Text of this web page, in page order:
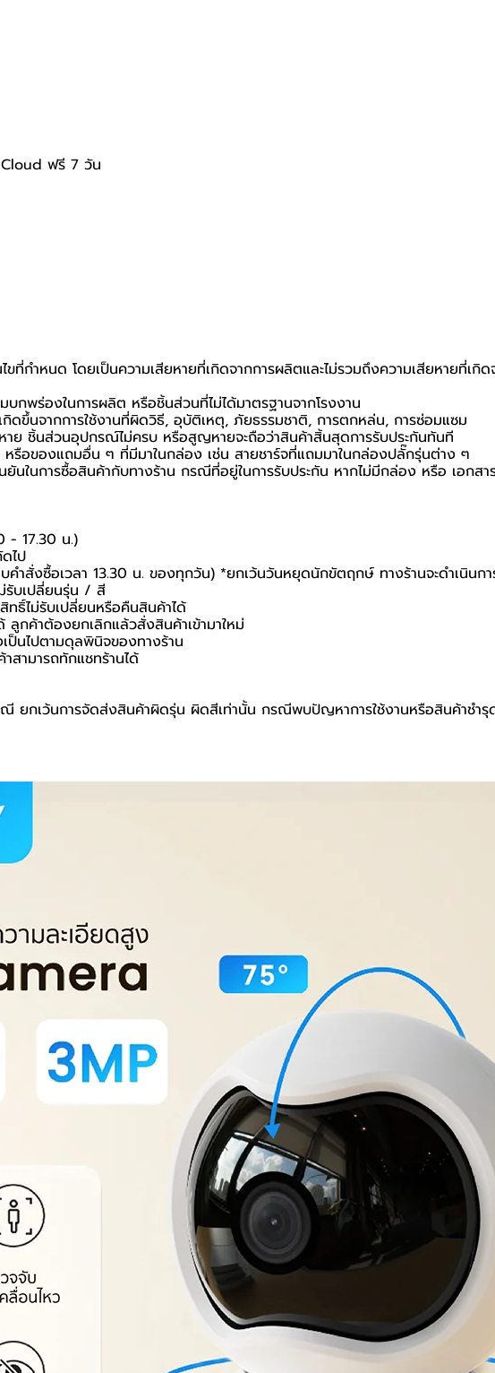
Cloud ฟรี 7 วัน
กำหนด โดยเป็นความเสียหายที่เกิดจากการผลิตและไม่รวมถึงความเสียหายที่เกิด
กพร่องในการผลิต หรือชิ้นส่วนที่ไม่ได้มาตรฐานจากโรงงาน
กิดขึ้นจากการใช้งานที่ผิดวิธี, อุบัติเหตุ, ภัยธรรมชาติ, การตกหล่น, การซ่อมแซม
ย ชิ้นส่วนอุปกรณ์ไม่ครบ หรือสูญหายจะถือว่าสินค้าสิ้นสุดการรับประกันทันที
อของแถมอื่น ๆ ที่มีมาในกล่อง เช่น สายชาร์จที่แถมมาในกล่องปลั๊กรุ่นต่าง ๆ
นในการซื้อสินค้ากับทางร้าน กรณีที่อยู่ในการรับประกัน หากไม่มีกล่อง หรือ เอกส
- 17.30 น.)
ไป
ำสั่งซื้อเวลา 13.30 น. ของทุกวัน) *ยกเว้นวันหยุดนักขัตฤกษ์ ทางร้านจะดำเนินกา
รับเปลี่ยนรุ่น / สี
ไม่รับเปลี่ยนหรือคืนสินค้าได้
ลูกค้าต้องยกเลิกแล้วสั่งสินค้าเข้ามาใหม่
ป็นไปตามดุลพินิจของทางร้าน
สามารถทักแชทร้านได้
ยกเว้นการจัดส่งสินค้าผิดรุ่น ผิดสีเท่านั้น กรณีพบปัญหาการใช้งานหรือสินค้าชำรุ